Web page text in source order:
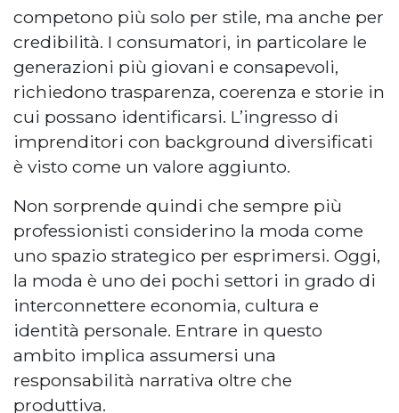
competono più solo per stile, ma anche per
credibilità. I consumatori, in particolare le
generazioni più giovani e consapevoli,
richiedono trasparenza, coerenza e storie in
cui possano identificarsi. L’ingresso di
imprenditori con background diversificati
è visto come un valore aggiunto.
Non sorprende quindi che sempre più
professionisti considerino la moda come
uno spazio strategico per esprimersi. Oggi,
la moda è uno dei pochi settori in grado di
interconnettere economia, cultura e
identità personale. Entrare in questo
ambito implica assumersi una
responsabilità narrativa oltre che
produttiva.